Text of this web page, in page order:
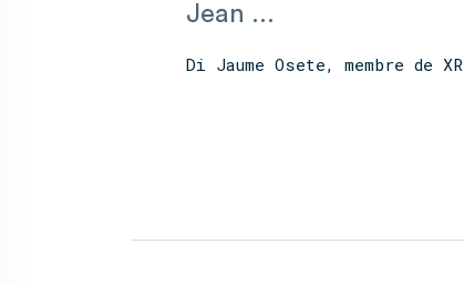
Jean ...
Di Jaume Osete, membre de XR